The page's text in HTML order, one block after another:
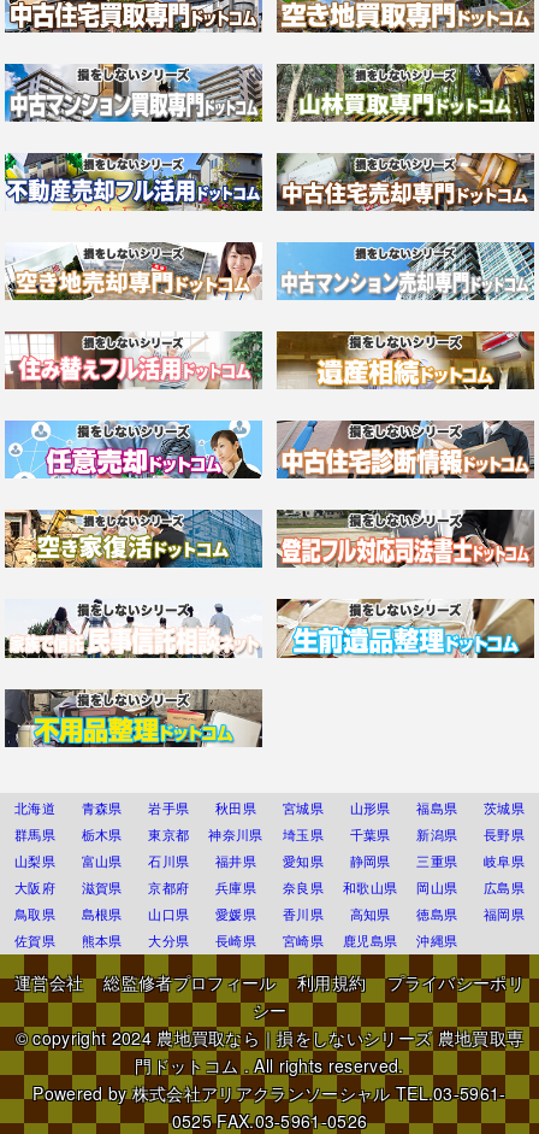
北海道 青森県 岩手県 秋田県 宮城県 山形県 福島県
茨城県
群馬県
栃木県 東京都 神奈川県 埼玉県 千葉県 新潟県
長野県
山梨県
富山県 石川県 福井県 愛知県 静岡県 三重県
岐阜県
大阪府
滋賀県 京都府 兵庫県 奈良県 和歌山県 岡山県
広島県
鳥取県
島根県 山口県 愛媛県 香川県 高知県 徳島県
福岡県
佐賀県
熊本県 大分県 長崎県 宮崎県 鹿児島県 沖縄県
運営会社 総監修者プロフィール 利用規約
プライバシーポリ
シー
© copyright 2024農地買取なら｜損をしないシリーズ 農地買取専
門ドットコム . All rights reserved.
Powered by株式会社アリアクランソーシャルTEL.03-5961-
0525 FAX.03-5961-0526